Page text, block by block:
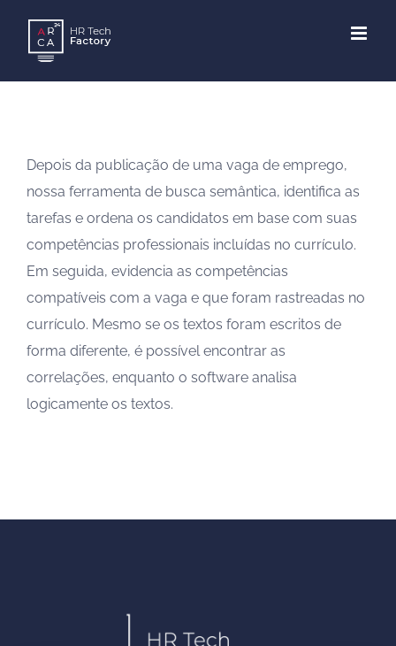
content
Depois da publicação de uma vaga de emprego,
nossa ferramenta de busca semântica, identifica as
tarefas e ordena os candidatos em base com suas
competências professionais incluídas no currículo.
Em seguida, evidencia as competências
compatíveis com a vaga e que foram rastreadas no
currículo. Mesmo se os textos foram escritos de
forma diferente, é possível encontrar as
correlações, enquanto o software analisa
logicamente os textos.